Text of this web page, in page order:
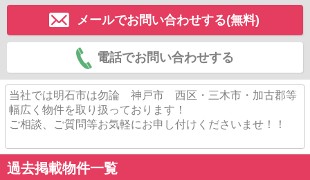
メールでお問い合わせする(無料)
電話でお問い合わせする
当社では明石市は勿論 神戸市 西区・三木市・加古郡等
幅広く物件を取り扱っております！
ご相談、ご質問等お気軽にお申し付けくださいませ！！
過去掲載物件一覧